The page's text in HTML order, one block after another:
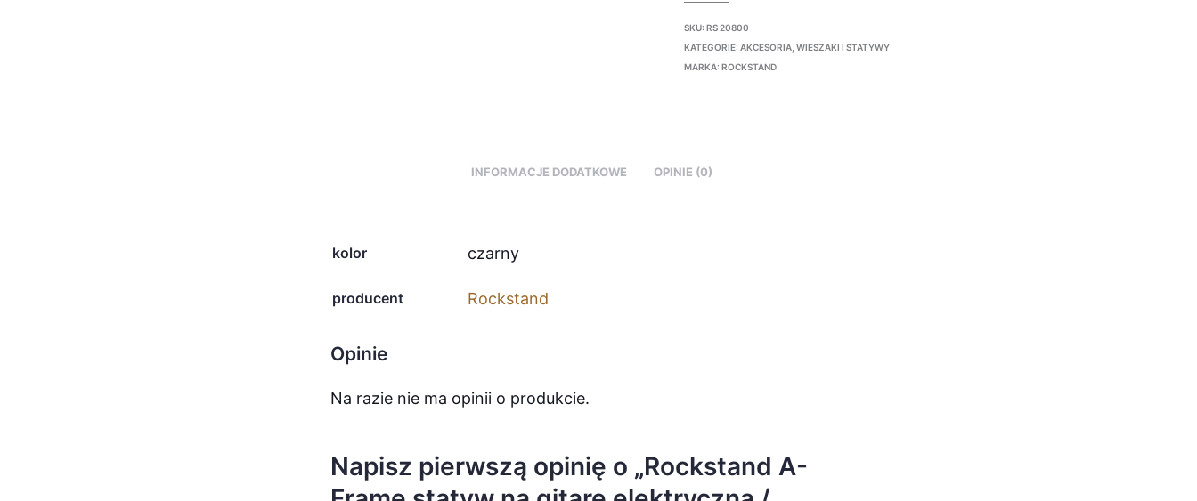
SKU:RS 20800
KATEGORIE:AKCESORIA ,WIESZAKI I STATYWY
MARKA:ROCKSTAND
INFORMACJE DODATKOWE OPINIE (0)
kolor czarny
producent Rockstand
Opinie
Na razie nie ma opinii o produkcie.
Napisz pierwszą opinię o „Rockstand A-